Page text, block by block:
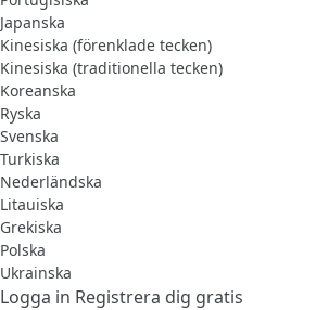
Japanska
Kinesiska (förenklade tecken)
Kinesiska (traditionella tecken)
Koreanska
Ryska
Svenska
Turkiska
Nederländska
Litauiska
Grekiska
Polska
Ukrainska
Logga in Registrera dig gratis